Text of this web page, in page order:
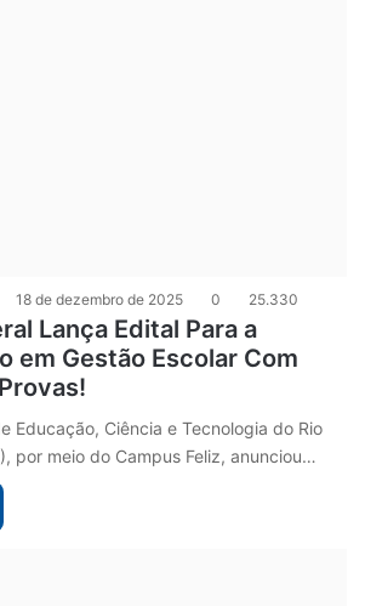
18 de dezembro de 2025 0 25.330
Lança Edital Para a
em Gestão Escolar Com
Educação, Ciência e Tecnologia do Rio
por meio do Campus Feliz, anunciou…